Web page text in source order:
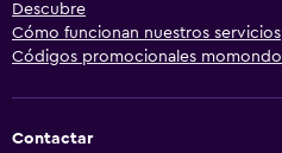
Descubre
Cómo funcionan nuestros servicios
Códigos promocionales momondo
Contactar